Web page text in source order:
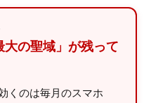
大の聖域」が残って
くのは毎月のスマホ